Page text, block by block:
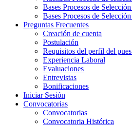
Bases Procesos de
Bases Procesos de
Preguntas Frecuentes
Creación de cuenta
Postulación
Requisitos del perfil del
Experiencia Laboral
Evaluaciones
Entrevistas
Bonificaciones
Iniciar Sesión
Convocatorias
Convocatorias
Convocatoria Histórica